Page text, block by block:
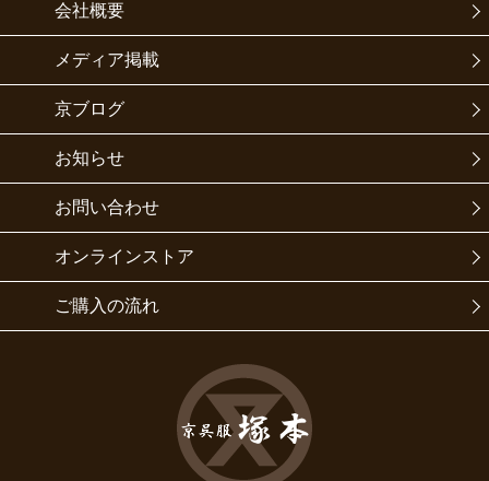
会社概要
メディア掲載
京ブログ
お知らせ
お問い合わせ
オンラインストア
ご購入の流れ